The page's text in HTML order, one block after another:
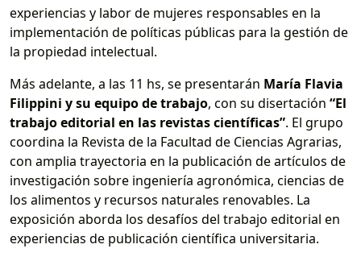
experiencias y labor de mujeres responsables en la
implementación de políticas públicas para la gestión de
la propiedad intelectual.
Más adelante, a las 11 hs, se presentarán María Flavia
Filippini y su equipo de trabajo, con su disertación “El
trabajo editorial en las revistas científicas”. El grupo
coordina la Revista de la Facultad de Ciencias Agrarias,
con amplia trayectoria en la publicación de artículos de
investigación sobre ingeniería agronómica, ciencias de
los alimentos y recursos naturales renovables. La
exposición aborda los desafíos del trabajo editorial en
experiencias de publicación científica universitaria.